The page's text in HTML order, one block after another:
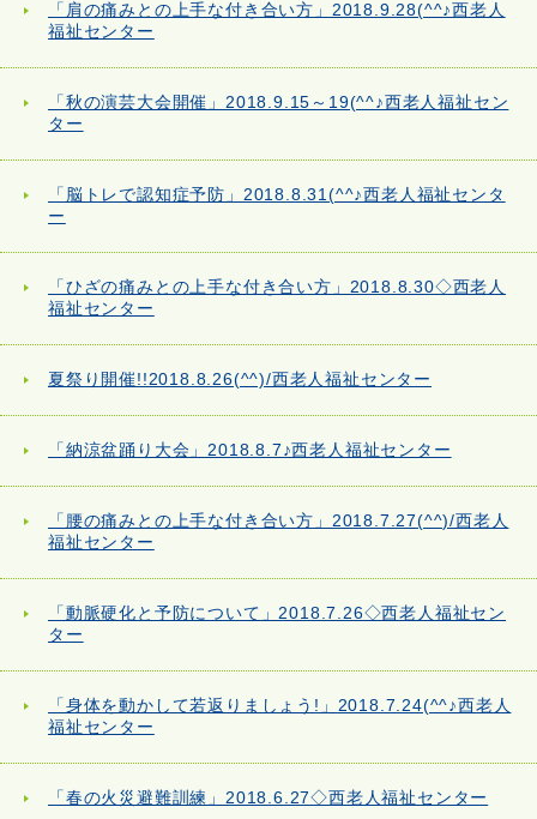
「肩の痛みとの上手な付き合い方」2018.9.28(^^♪西老人
福祉センター
「秋の演芸大会開催」2018.9.15～19(^^♪西老人福祉セン
ター
「脳トレで認知症予防」2018.8.31(^^♪西老人福祉センタ
ー
「ひざの痛みとの上手な付き合い方」2018.8.30◇西老人
福祉センター
夏祭り開催!!2018.8.26(^^)/西老人福祉センター
「納涼盆踊り大会」2018.8.7♪西老人福祉センター
「腰の痛みとの上手な付き合い方」2018.7.27(^^)/西老人
福祉センター
「動脈硬化と予防について」2018.7.26◇西老人福祉セン
ター
「身体を動かして若返りましょう!」2018.7.24(^^♪西老人
福祉センター
「春の火災避難訓練」2018.6.27◇西老人福祉センター